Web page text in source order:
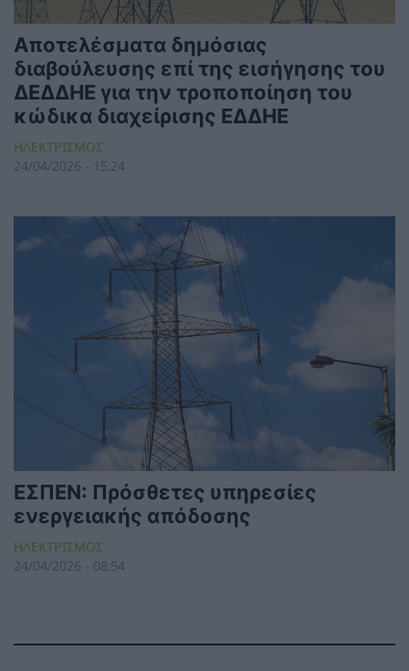
Αποτελέσματα δημόσιας
διαβούλευσης επί της εισήγησης του
ΔΕΔΔΗΕ για την τροποποίηση του
κώδικα διαχείρισης ΕΔΔΗΕ
ΗΛΕΚΤΡΙΣΜΟΣ
24/04/2026 - 15:24
ΕΣΠΕΝ: Πρόσθετες υπηρεσίες
ενεργειακής απόδοσης
ΗΛΕΚΤΡΙΣΜΟΣ
24/04/2026 - 08:54